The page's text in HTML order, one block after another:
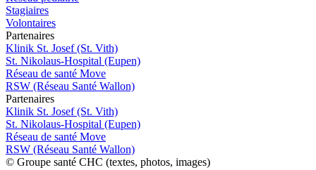
Stagiaires
Volontaires
Partenaires
Klinik St. Josef (St. Vith)
St. Nikolaus-Hospital (Eupen)
Réseau de santé Move
RSW (Réseau Santé Wallon)
Partenaires
Klinik St. Josef (St. Vith)
St. Nikolaus-Hospital (Eupen)
Réseau de santé Move
RSW (Réseau Santé Wallon)
© Groupe santé CHC (textes, photos, images)